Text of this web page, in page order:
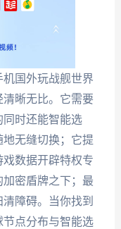
国外玩战舰世界
晰无比。它需要
时还能智能选
无缝切换；它提
数据开辟特权专
密盾牌之下；最
障碍。当你找到
点分布与智能选